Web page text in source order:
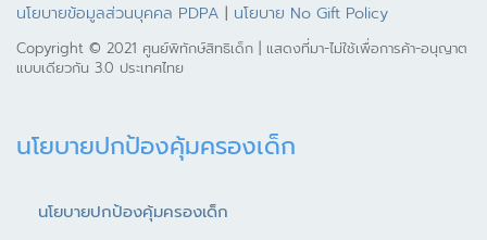
นโยบายข้อมูลส่วนบุคคล PDPA | นโยบาย No Gift Policy
Copyright © 2021 ศูนย์พิทักษ์สิทธิเด็ก | แสดงที่มา-ไม่ใช้เพื่อการค้า-อนุญาต
แบบเดียวกัน 3.0 ประเทศไทย
นโยบายปกป้องคุ้มครองเด็ก
นโยบายปกป้องคุ้มครองเด็ก